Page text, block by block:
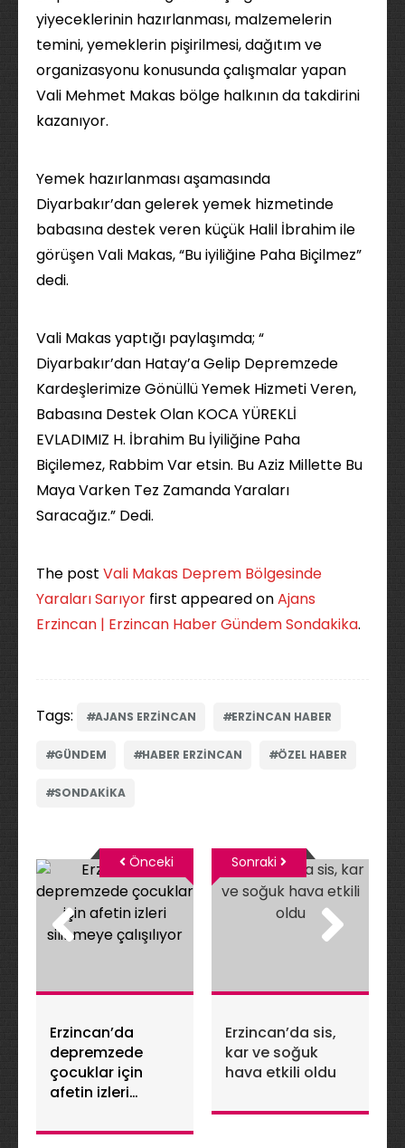
yiyeceklerinin hazırlanması, malzemelerin
temini, yemeklerin pişirilmesi, dağıtım ve
organizasyonu konusunda çalışmalar yapan
Vali Mehmet Makas bölge halkının da takdirini
kazanıyor.
Yemek hazırlanması aşamasında
Diyarbakır’dan gelerek yemek hizmetinde
babasına destek veren küçük Halil İbrahim ile
görüşen Vali Makas, “Bu iyiliğine Paha Biçilmez”
dedi.
Vali Makas yaptığı paylaşımda; “
Diyarbakır’dan Hatay’a Gelip Depremzede
Kardeşlerimize Gönüllü Yemek Hizmeti Veren,
Babasına Destek Olan KOCA YÜREKLİ
EVLADIMIZ H. İbrahim Bu İyiliğine Paha
Biçilemez, Rabbim Var etsin. Bu Aziz Millette Bu
Maya Varken Tez Zamanda Yaraları
Saracağız.” Dedi.
The post Vali Makas Deprem Bölgesinde
Yaraları Sarıyor first appeared onAjans
Erzincan | Erzincan Haber Gündem Sondakika.
Tags: AJANS ERZINCAN ERZINCAN HABER
GÜNDEM HABER ERZINCAN ÖZEL HABER
SONDAKIKA
Erzincan’da
depremzede
çocuklar için
afetin izleri
çalışılıyor
Önceki
Erzincan’da sis,
kar ve soğuk
hava etkili oldu
Sonraki